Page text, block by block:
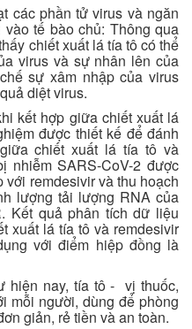
các phần tử virus và ngăn
tế bào chủ: Thông qua
chiết xuất lá tía tô có thể
virus và sự nhân lên của
sự xâm nhập của virus
diệt virus.
kết hợp giữa chiết xuất lá
được thiết kế để đánh
chiết xuất lá tía tô và
nhiễm SARS-CoV-2 được
với remdesivir và thu hoạch
lượng tải lượng RNA của
Kết quả phân tích dữ liệu
xuất lá tía tô và remdesivir
với điểm hiệp đồng là
hiện nay, tía tô - vị thuốc,
mỗi người, dùng để phòng
giản, rẻ tiền và an toàn.